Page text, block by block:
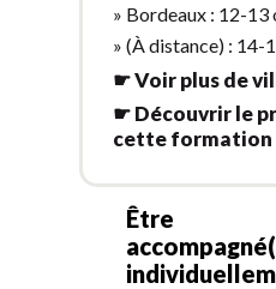
» Bordeaux : 12-13
» (À distance) : 14-
☛ Voir plus de
☛ Découvrir le
cette formation
Être